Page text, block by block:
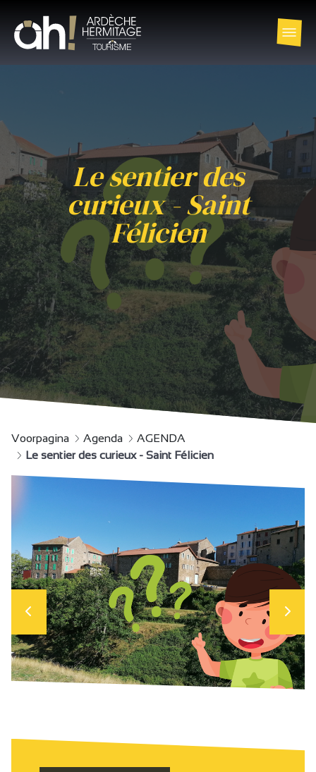
Le sentier des
curieux - Saint
Félicien
Voorpagina Agenda
AGENDA
Le sentier des curieux - Saint Félicien